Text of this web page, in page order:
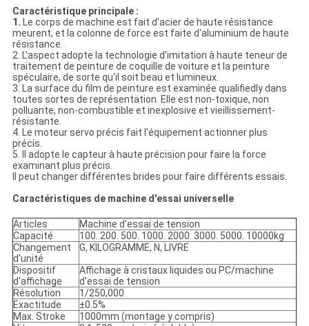
Caractéristique principale :
1. Le corps de machine est fait d'acier de haute résistance
meurent, et la colonne de force est faite d'aluminium de haute
résistance.
2. L'aspect adopte la technologie d'imitation à haute teneur de
traitement de peinture de coquille de voiture et la peinture
spéculaire, de sorte qu'il soit beau et lumineux.
3. La surface du film de peinture est examinée qualifiedly dans
toutes sortes de représentation. Elle est non-toxique, non
polluante, non-combustible et inexplosive et vieillissement-
résistante.
4. Le moteur servo précis fait l'équipement actionner plus
précis.
5. Il adopte le capteur à haute précision pour faire la force
examinant plus précis.
Il peut changer différentes brides pour faire différents essais.
Caractéristiques de machine d'essai universelle
Articles
Machine d'essai de tension
Capacité
100. 200. 500. 1000. 2000. 3000. 5000. 10000kg
Changement
d'unité
G, KILOGRAMME, N, LIVRE
Dispositif
d'affichage
Affichage à cristaux liquides ou PC/machine
d'essai de tension
Résolution
1/250,000
Exactitude
±0.5%
Max. Stroke
1000mm (montage y compris)